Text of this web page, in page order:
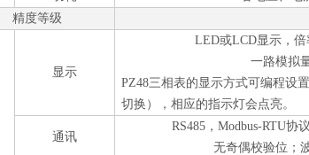
精度等级
显示
LED或LCD显示，倍
一路模拟
PZ48三相表的显示方式可编程设
切换），相应的指示灯会点亮。
通讯
RS485，Modbus-RTU协
无奇偶校验位；